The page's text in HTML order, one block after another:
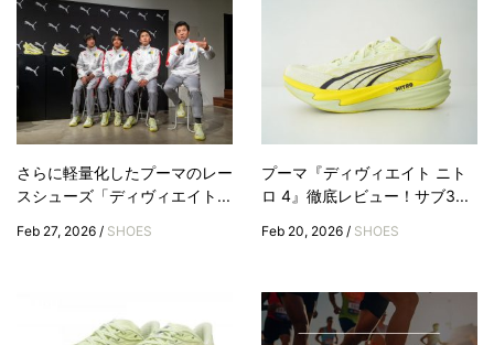
さらに軽量化したプーマのレー
スシューズ「ディヴィエイト...
Feb 27, 2026 / SHOES
プーマ『ディヴィエイト ニト
ロ 4』徹底レビュー！サブ3...
Feb 20, 2026 / SHOES